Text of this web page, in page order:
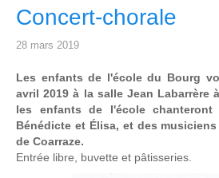
Concert-chorale
28 mars 2019
Les enfants de l'école du Bourg
avril 2019 à la salle Jean Labarrère
les enfants de l'école
Bénédicte et Élisa, et des
de Coarraze.
Entrée libre, buvette et pâtisseries.